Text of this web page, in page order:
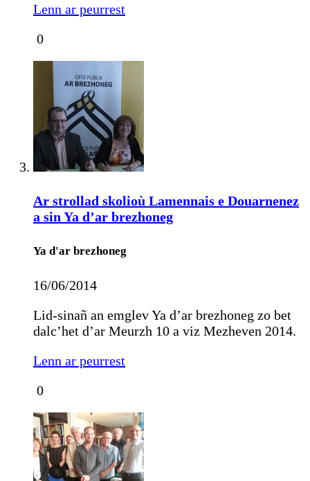
Lenn ar peurrest
0
Ar strollad skolioù Lamennais e Douarnenez
a sin Ya d’ar brezhoneg
Ya d'ar brezhoneg
16/06/2014
Lid-sinañ an emglev Ya d’ar brezhoneg zo bet
dalc’het d’ar Meurzh 10 a viz Mezheven 2014.
Lenn ar peurrest
0